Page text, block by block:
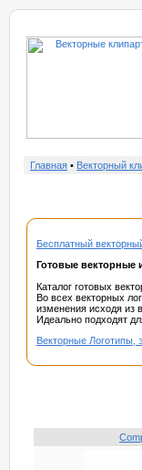
Главная • Векторный
Бесплатный
Готовые векторные
Каталог готовых
Во всех векторных
изменения исходя из
Идеально подходят
Векторные